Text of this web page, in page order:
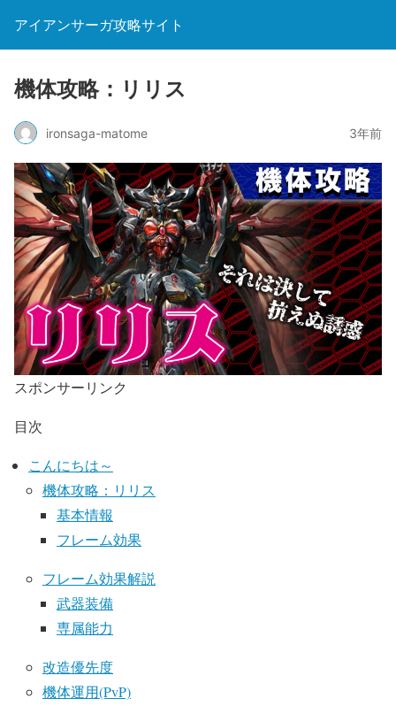
アイアンサーガ攻略サイト
機体攻略：リリス
ironsaga-matome 3年前
スポンサーリンク
目次
こんにちは～
機体攻略：リリス
基本情報
フレーム効果
フレーム効果解説
武器装備
専属能力
改造優先度
機体運用(PvP)